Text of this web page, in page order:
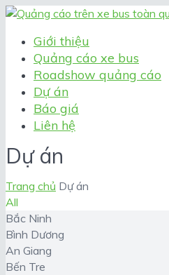
Giới thiệu
Quảng cáo xe bus
Roadshow quảng cáo
Dự án
Báo giá
Liên hệ
Dự án
Trang chủ Dự án
All
Bắc Ninh
Bình Dương
An Giang
Bến Tre